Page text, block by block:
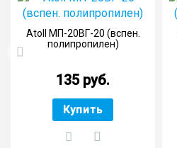
Atoll МП-20ВГ-20 (вспен.
полипропилен)
135 руб.
Купить